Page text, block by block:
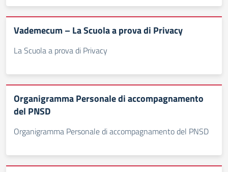
Vademecum – La Scuola a prova di Privacy
La Scuola a prova di Privacy
Organigramma Personale di accompagnamento
del PNSD
Organigramma Personale di accompagnamento del PNSD